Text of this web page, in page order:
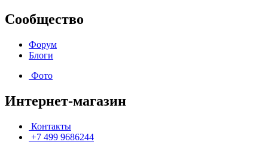
Сообщество
Форум
Блоги
Фото
Интернет-магазин
Контакты
+7 499 9686244